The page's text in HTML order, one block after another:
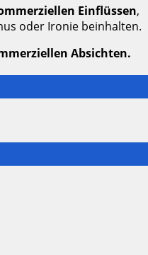
Einflüssen,
oder Ironie beinhalten.
Absichten.